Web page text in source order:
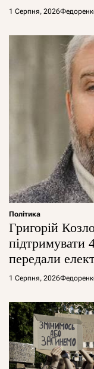
1 Серпня, 2026
Політика
Григорій
підтримувати
передали
1 Серпня, 2026